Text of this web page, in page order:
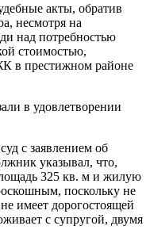
акты, обратив
несмотря на
над потребностью
стоимостью,
в престижном районе
в удовлетворении
с заявлением об
указывал, что,
325 кв. м и жилую
поскольку не
имеет дорогостоящей
с супругой, двумя